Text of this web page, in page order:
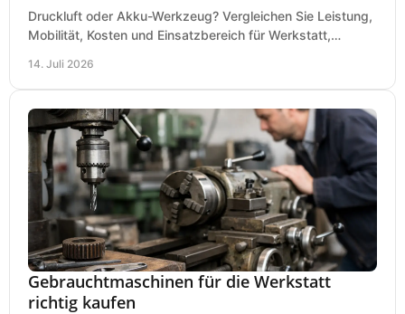
Druckluft oder Akku-Werkzeug? Vergleichen Sie Leistung,
Mobilität, Kosten und Einsatzbereich für Werkstatt,
14. Juli 2026
Gebrauchtmaschinen für die Werkstatt
richtig kaufen